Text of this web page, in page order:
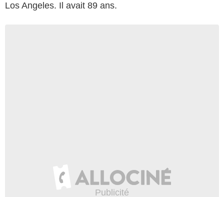
Los Angeles. Il avait 89 ans.